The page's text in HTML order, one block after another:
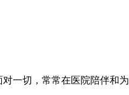
一切，常常在医院陪伴和为